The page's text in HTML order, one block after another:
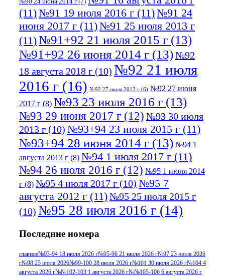
(11)№91 19 июля 2016 г (11)№91 24
июня 2017 г (11)№91 25 июля 2013 г
(11)№91+92 21 июля 2015 г (13)
№91+92 26 июня 2014 г (13)№92
18 августа 2018 г (10) №92 21 июля
2016 г (16) №92 27 июля 2013 г (6) №92 27 июня
2017 г (8) №93 23 июля 2016 г (13)
№93 29 июня 2017 г (12) №93 30 июля
2013 г (10) №93+94 23 июля 2015 г (11)
№93+94 28 июня 2014 г (13) №94 1
августа 2013 г (8) №94 1 июля 2017 г (11)
№94 26 июля 2016 г (12) №95 1 июля 2014
г (8) №95 4 июля 2017 г (10) №95 7
августа 2012 г (11)№95 25 июля 2015 г
(10) №95 28 июля 2016 г (14)
июля 2017 г(11)№96 9 августа 2012
г(13) №96 28 июля 2015 г(9) №96+97 3
июля 2014 г(10)№96+97 30 июля
Последние номера
главное№93-94 18 июля 2026 г№95-96 21 июля 2026 г№97 23 июля 2026
г№98 25 июля 2026№99-100 28 июля 2026 г№101 30 июля 2026 г№104 4
августа 2026 г№№102-103 1 августа 2026 г№№105-106 6 августа 2026 г